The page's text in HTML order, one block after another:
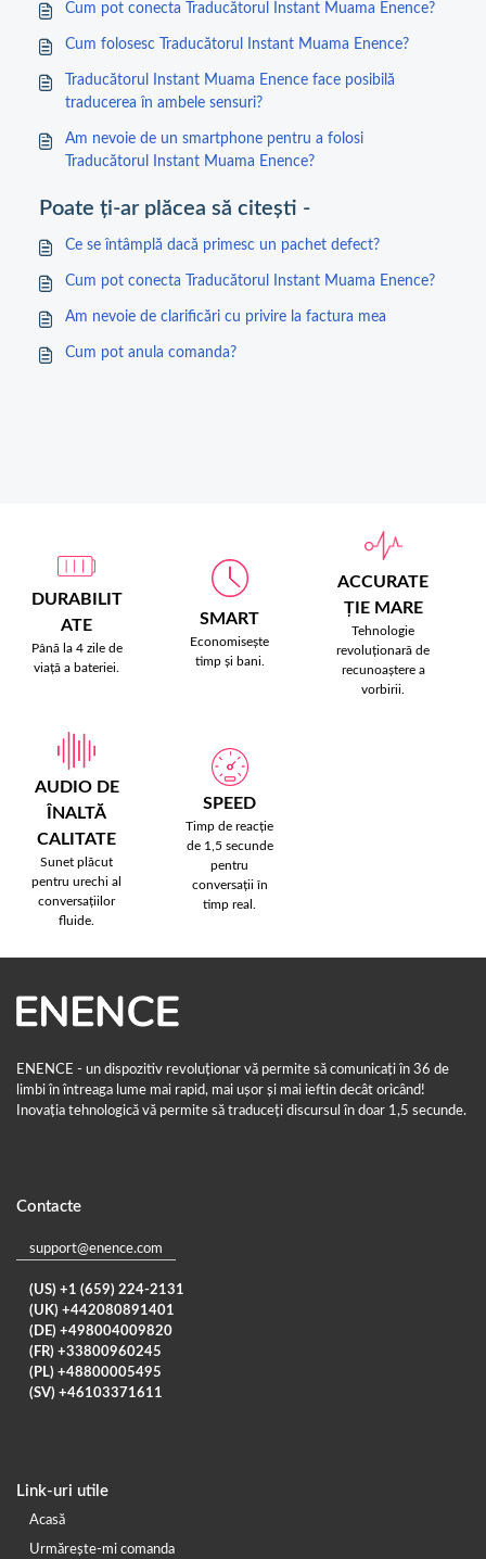
Cum pot conecta Traducătorul Instant Muama Enence?
Cum folosesc Traducătorul Instant Muama Enence?
Traducătorul Instant Muama Enence face posibilă
traducerea în ambele sensuri?
Am nevoie de un smartphone pentru a folosi
Traducătorul Instant Muama Enence?
Poate ți-ar plăcea să citești -
Ce se întâmplă dacă primesc un pachet defect?
Cum pot conecta Traducătorul Instant Muama Enence?
Am nevoie de clarificări cu privire la factura mea
Cum pot anula comanda?
DURABILIT
ATE
Până la 4 zile de
viață a bateriei.
SMART
Economisește
timp și bani.
ACCURATE
ȚIE MARE
Tehnologie
revoluționară de
recunoaștere a
vorbirii.
AUDIO DE
ÎNALTĂ
CALITATE
Sunet plăcut
pentru urechi al
conversațiilor
fluide.
SPEED
Timp de reacție
de 1,5 secunde
pentru
conversații în
timp real.
ENENCE - un dispozitiv revoluționar vă permite să comunicați în 36 de
limbi în întreaga lume mai rapid, mai ușor și mai ieftin decât oricând!
Inovația tehnologică vă permite să traduceți discursul în doar 1,5 secunde.
Contacte
support@enence.com
(US) +1 (659) 224-2131
(UK) +442080891401
(DE) +498004009820
(FR) +33800960245
(PL) +48800005495
(SV) +46103371611
Link-uri utile
Acasă
Urmărește-mi comanda